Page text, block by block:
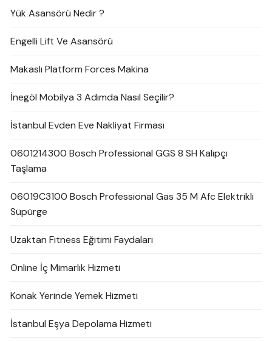
Yük Asansörü Nedir ?
Engelli Lift Ve Asansörü
Makaslı Platform Forces Makina
İnegöl Mobilya 3 Adımda Nasıl Seçilir?
İstanbul Evden Eve Nakliyat Firması
0601214300 Bosch Professional GGS 8 SH Kalıpçı
Taşlama
06019C3100 Bosch Professional Gas 35 M Afc Elektrikli
Süpürge
Uzaktan Fitness Eğitimi Faydaları
Online İç Mimarlık Hizmeti
Konak Yerinde Yemek Hizmeti
İstanbul Eşya Depolama Hizmeti